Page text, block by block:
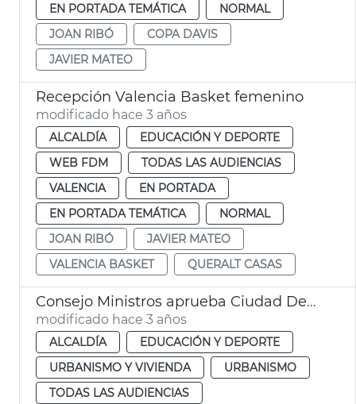
EN PORTADA TEMÁTICA
NORMAL
JOAN RIBÓ
COPA DAVIS
JAVIER MATEO
Recepción Valencia Basket femenino
modificado hace 3 años
ALCALDÍA
EDUCACIÓN Y DEPORTE
WEB FDM
TODAS LAS AUDIENCIAS
VALENCIA
EN PORTADA
EN PORTADA TEMÁTICA
NORMAL
JOAN RIBÓ
JAVIER MATEO
VALENCIA BASKET
QUERALT CASAS
Consejo Ministros aprueba Ciudad Deportiva Levante UD
modificado hace 3 años
ALCALDÍA
EDUCACIÓN Y DEPORTE
URBANISMO Y VIVIENDA
URBANISMO
TODAS LAS AUDIENCIAS